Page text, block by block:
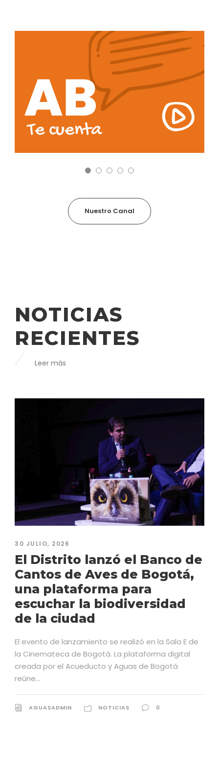
Nuestro Canal
NOTICIAS
RECIENTES
Leer más
3 JUNIO, 2026
La Alcaldía de Funza y
Aguas de Bogotá inician
mantenimiento del
Humedal Gualí para
recuperar su espejo de
La intervención busca controlar la vegetación
ecosistema y fortalecer su capacidad de
regulación del agua. El Humedal Gualí cumple un
papel...
NOTICIAS DE LA CASA, NOTICIAS